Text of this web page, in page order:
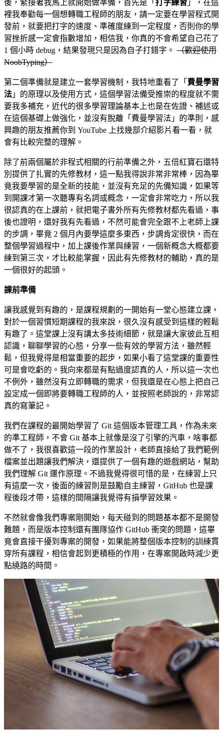
後，緊接著我馬上就開始做準備，首先是「 打字練習 」，在這
裡我奉勸每一個想轉職工程師的朋友，請一定要在學習程式開
發前，就要把打字的速度、準確度練到一定程度，否則你的學
習挫折感一定會指數增加，相信我，你真的不會希望自己花了
1 個小時 debug，結果發現只是因為自子打錯字。 （歡迎使用
NoobTyping）
第二個準備就是建立一套學習機制，我特地重看了「 費曼學習
法 」的原理以及使用方式，這個學習法備受推崇的程度就不需
要我多補充，近代的很多學習理論基本上也是在佐證、補述或
在這個基礎上做強化，並沒有脫離「費曼學習法」的準則，感
興趣的朋友推薦你到 YouTube 上找幾部介紹影片看一看，就
會有比較完整的理解。
除了前兩個屬於非程式相關的行前準備之外，五倍紅寶石還特
別提供了扎實的先修教材，這一點我得說非常非常棒，因為畢
竟我要學習的是全新的技能，並沒有充足的先備知識，如果等
到開課才第一次聽專有名詞或概念，一定會非常吃力，所以我
很認真的在上課前，就把電子書外所有先修教材都先看過，事
後也證明，還好我有先看過，不然可能會完全跟不上老師上課
的步調，畢竟 2 個月內要學這麼多東西，步調肯定很快，而在
整個學習過程中，加上課後作業與練習，一個新概念大概都要
練到第三次，才比較能掌握，因此有先修教材的輔助，真的是
一個很好的起頭。
課前準備
讓我感覺到有趣的，是課程規劃的一開始有一堂心態建立課，
對於一個習慣短期課程的我來說，很久沒有感受到這樣的輕鬆
有趣了。這堂課上沒有講太多技術細節，就是讓大家彼此互相
認識，聊聊學習的心態，分享一些有效的學習方法，雖然輕
鬆，但我覺得是相當重要的起步，如果小看了這堂課的重要性
可是會吃虧的。我向來都是有點過度認真的人，所以這一次也
不例外，雖然沒有立即轉職的需求，但我還是在心態上把自己
設定成一個即將要轉職工程師的人，並按照老師說的，非常認
真的寫筆記。
我們在課程的最開始學習了 Git 這個版本管理工具，作為未來
的準工程師，不會 Git 基本上就像是沒了引擎的汽車，啥事都
做不了，我很喜歡這一段的作業設計，老師直接給了我們範例
檔案並出題讓我們解決，還提供了一個有趣的遊戲網站，幫助
我們理解 Git 運作原理。不過我覺得很可惜的是，在練習上只
有這麼一次，後面的練習則是鼓勵自主練習，GitHub 也是課
程後段才帶，這樣的間隔讓我覺得有損學習效果。
不然就會像我們專案剛開始，每天碰到的問題基本都不是開發
難題，而是版本控制還有團隊協作 GitHub 衝突的問題，這畢
竟會直接干擾到專案的開發，如果能將整個版本控制的訓練貫
穿所有課程，相信會起到更積極的作用，在專案開啟時減少更
點繞路的時間。